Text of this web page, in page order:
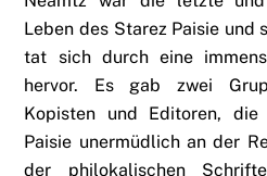
Leben des Starez Paisie und
tat sich durch eine
hervor. Es gab zwei
Kopisten und Editoren,
Paisie unermüdlich an der
der philokalischen